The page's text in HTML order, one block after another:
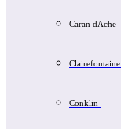
Caran dAche
Clairefontaine
Conklin